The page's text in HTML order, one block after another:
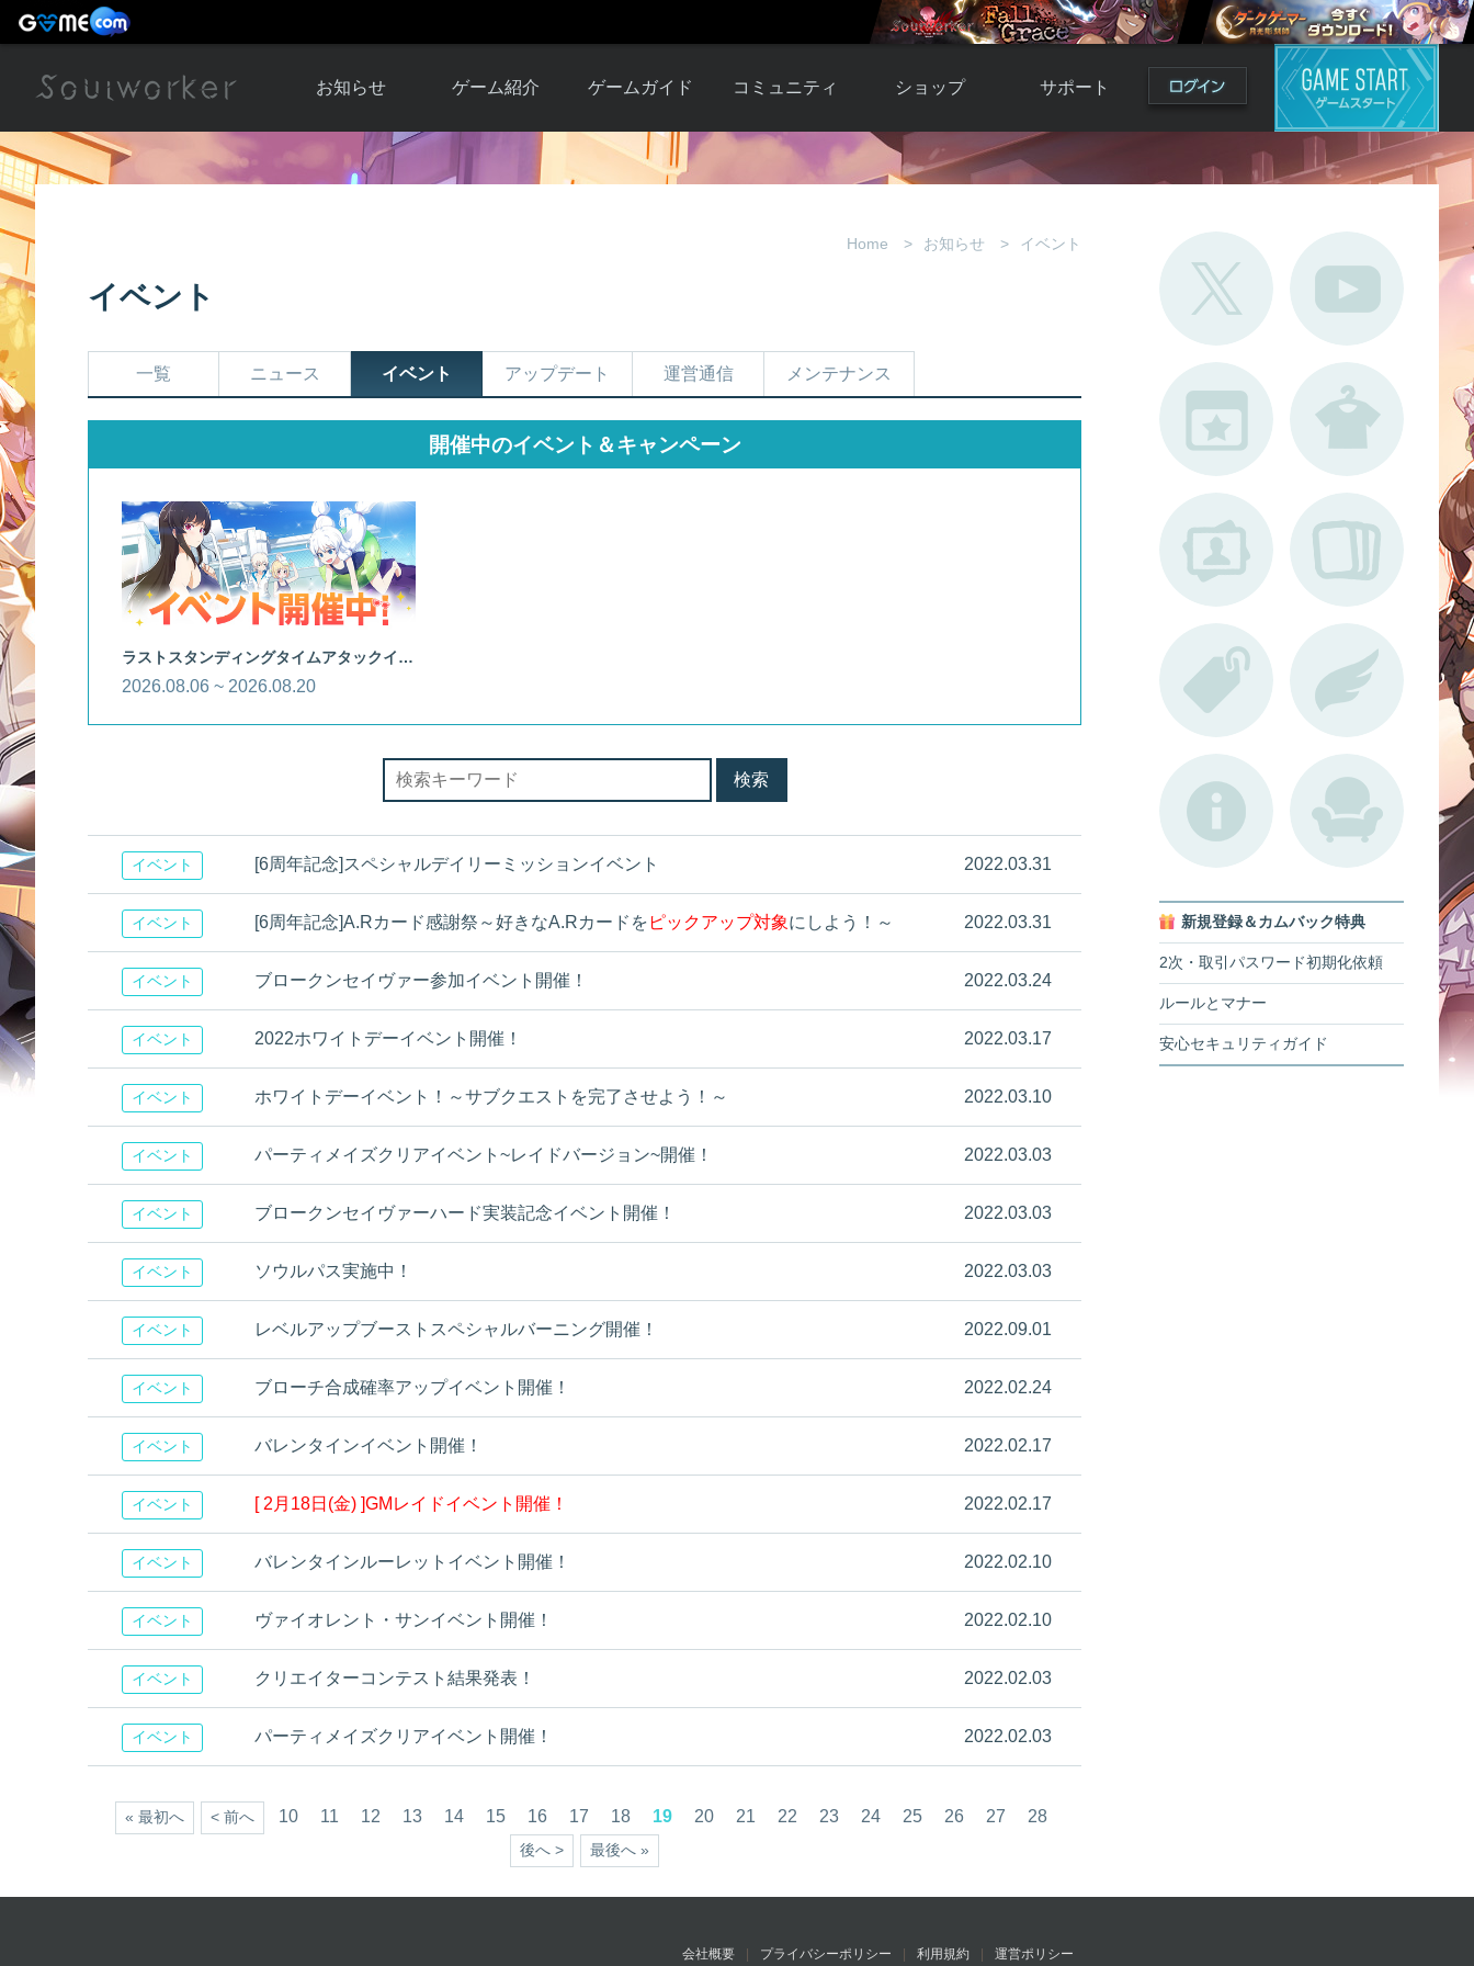
お知らせ
お知らせ一覧
ゲーム紹介
ソウルワーカー
ゲームガイド
ガイド総合もく
コミュニティ
自由掲示板
ショップ
Y.Pの購入
アイテムカタロ
サポート
よくある質問
不具合対応状況
Home お知らせ イベント
イベント
一覧 ニュース イベント アップデート 運営通信 メンテナンス
開催中のイベント＆キャンペーン
ラストスタンディングタイムアタックイベント
2026.08.06 ~ 2026.08.20
イベント [6周年記念]スペシャルデイリーミッションイベント 2022.03.31
イベント [6周年記念]A.Rカード感謝祭～好きなA.Rカードを ピックアップ対象にしよう！～ 2022.03.31
イベント ブロークンセイヴァー参加イベント開催！ 2022.03.24
イベント 2022ホワイトデーイベント開催！ 2022.03.17
イベント ホワイトデーイベント！～サブクエストを完了させよう！～ 2022.03.10
イベント パーティメイズクリアイベント~レイドバージョン~開催！ 2022.03.03
イベント ブロークンセイヴァーハード実装記念イベント開催！ 2022.03.03
イベント ソウルパス実施中！ 2022.03.03
イベント レベルアップブーストスペシャルバーニング開催！ 2022.09.01
イベント ブローチ合成確率アップイベント開催！ 2022.02.24
イベント バレンタインイベント開催！ 2022.02.17
イベント [ 2月18日(金) ]GMレイドイベント開催！ 2022.02.17
イベント バレンタインルーレットイベント開催！ 2022.02.10
イベント ヴァイオレント・サンイベント開催！ 2022.02.10
イベント クリエイターコンテスト結果発表！ 2022.02.03
イベント パーティメイズクリアイベント開催！ 2022.02.03
« 最初へ < 前へ 10 11 12 13 14 15 16 17 18 19 20 21 22 23 24 25 26 27 28
後へ > 最後へ »
新規登録＆カムバック特典
2次・取引パスワード初期化依頼
ルールとマナー
安心セキュリティガイド
会社概要 プライバシーポリシー 利用規約 運営ポリシー